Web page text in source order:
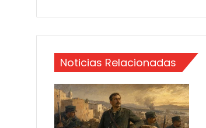
e
a
Noticias Relacionadas